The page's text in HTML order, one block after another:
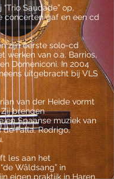
Saudade” op,
concerten gaf en een cd
zijn eerste solo-cd
werken van o.a. Barrios,
Domeniconi. In 2004
uitgebracht bij VLS
van der Heide vormt
Zij brengen
en Spaanse muziek van
Falla, Rodrigo,
les aan het
Wâldsang” in
eigen praktijk in Haren.